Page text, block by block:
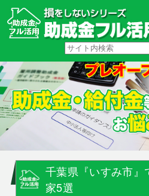
千葉県『いすみ市』
家5選